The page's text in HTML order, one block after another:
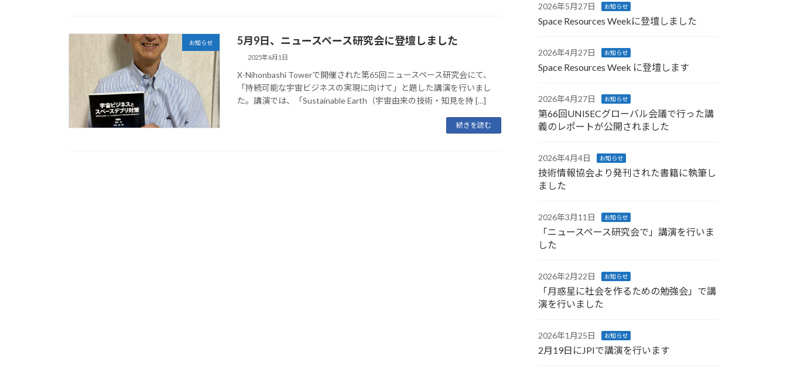
お知らせ 5月9日、ニュースペース研究会に登壇しました
2025年6月1日
X-Nihonbashi Towerで開催された第65回ニュースペース研究会にて、
「持続可能な宇宙ビジネスの実現に向けて」と題した講演を行いまし
た。講演では、「Sustainable Earth（宇宙由来の技術・知見を持 […]
続きを読む
2026年5月27日 お知らせ
Space Resources Weekに登壇しました
2026年4月27日 お知らせ
Space Resources Week に登壇します
2026年4月27日 お知らせ
第66回UNISECグローバル会議で行った講
義のレポートが公開されました
2026年4月4日 お知らせ
技術情報協会より発刊された書籍に執筆し
ました
2026年3月11日 お知らせ
「ニュースペース研究会で」講演を行いま
した
2026年2月22日 お知らせ
「月惑星に社会を作るための勉強会」で講
演を行いました
2026年1月25日 お知らせ
2月19日にJPIで講演を行います